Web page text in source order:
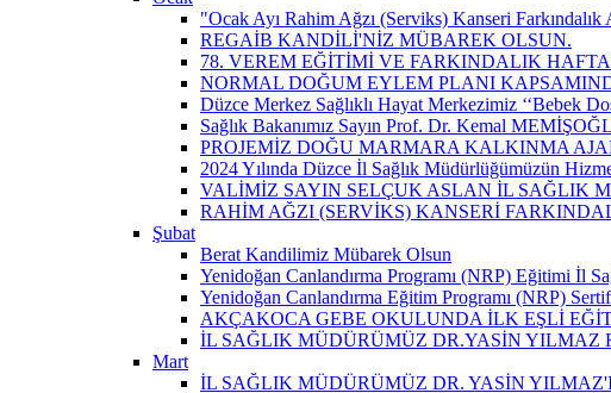
"Ocak Ayı Rahim Ağzı (Serviks) Kanseri Farkındalık
REGAİB KANDİLİ'NİZ MÜBAREK OLSUN.
78. VEREM EĞİTİMİ VE FARKINDALIK
NORMAL DOĞUM EYLEM PLANI
Düzce Merkez Sağlıklı Hayat Merkezimiz ‘‘Bebek
Sağlık Bakanımız Sayın Prof. Dr. Kemal
PROJEMİZ DOĞU MARMARA KALKINMA
2024 Yılında Düzce İl Sağlık Müdürlüğümüzün
VALİMİZ SAYIN SELÇUK ASLAN İL SAĞLIK
RAHİM AĞZI (SERVİKS) KANSERİ
Şubat
Berat Kandilimiz Mübarek Olsun
Yenidoğan Canlandırma Programı (NRP) Eğitimi İl
Yenidoğan Canlandırma Eğitim Programı (NRP)
AKÇAKOCA GEBE OKULUNDA İLK EŞLİ
İL SAĞLIK MÜDÜRÜMÜZ DR.YASİN
Mart
İL SAĞLIK MÜDÜRÜMÜZ DR. YASİN